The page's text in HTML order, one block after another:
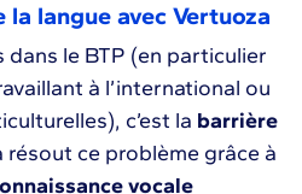
langue avec Vertuoza
dans le BTP (en particulier
à l’international ou
c’est la barrière
résout ce problème grâce à
vocale